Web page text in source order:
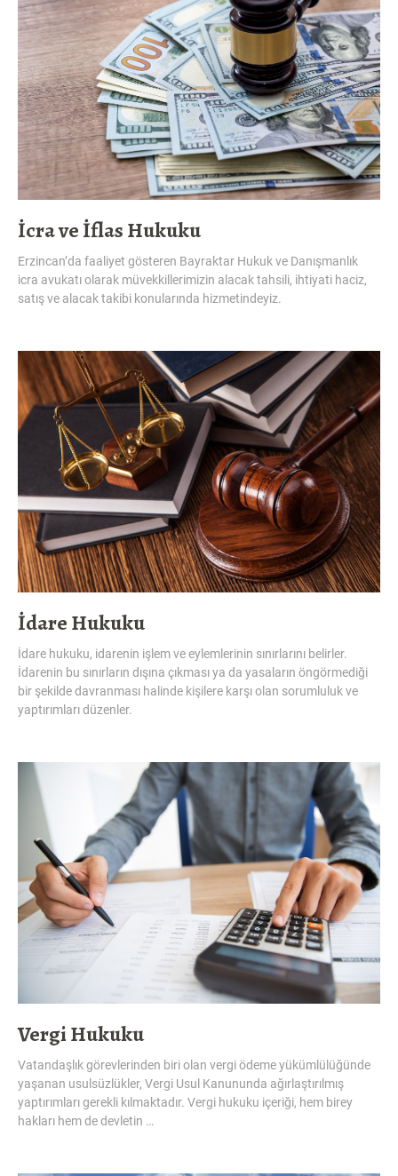
İcra ve İflas Hukuku
Erzincan’da faaliyet gösteren Bayraktar Hukuk ve Danışmanlık
icra avukatı olarak müvekkillerimizin alacak tahsili, ihtiyati haciz,
satış ve alacak takibi konularında hizmetindeyiz.
İdare Hukuku
İdare hukuku, idarenin işlem ve eylemlerinin sınırlarını belirler.
İdarenin bu sınırların dışına çıkması ya da yasaların öngörmediği
bir şekilde davranması halinde kişilere karşı olan sorumluluk ve
yaptırımları düzenler.
Vergi Hukuku
Vatandaşlık görevlerinden biri olan vergi ödeme yükümlülüğünde
yaşanan usulsüzlükler, Vergi Usul Kanununda ağırlaştırılmış
yaptırımları gerekli kılmaktadır. Vergi hukuku içeriği, hem birey
hakları hem de devletin …